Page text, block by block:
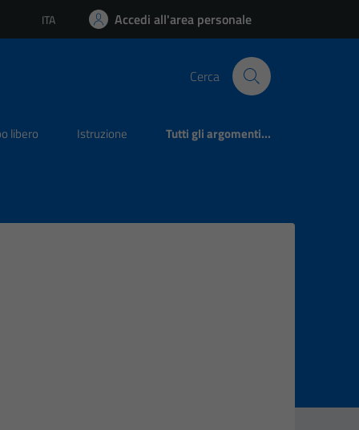
Lingua attiva:
ITA Accedi all'area personale
Cerca
libero Istruzione Tutti gli argomenti...